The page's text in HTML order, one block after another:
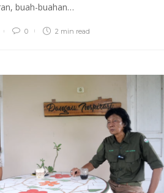
buah-buahan…
0 2 min read